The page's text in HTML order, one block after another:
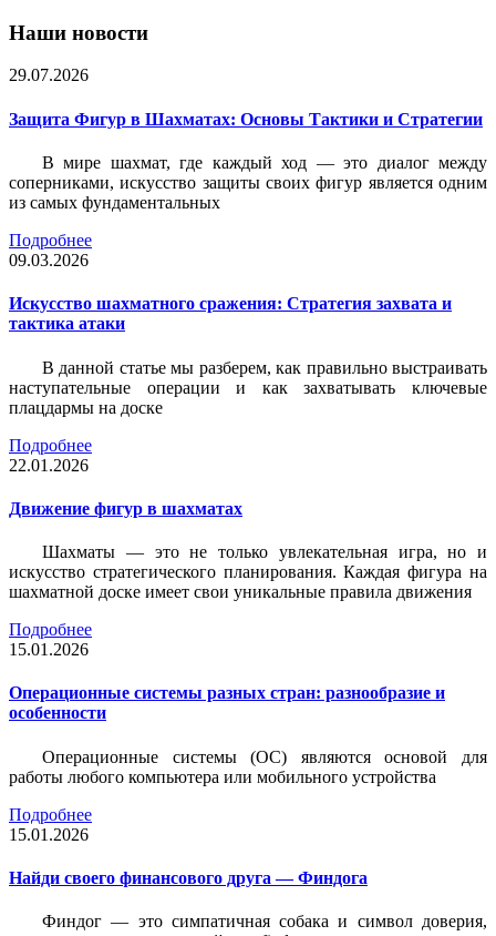
Наши новости
29.07.2026
Защита Фигур в Шахматах: Основы Тактики и Стратегии
В мире шахмат, где каждый ход — это диалог между
соперниками, искусство защиты своих фигур является одним
из самых фундаментальных
Подробнее
09.03.2026
Искусство шахматного сражения: Стратегия захвата и
тактика атаки
В данной статье мы разберем, как правильно выстраивать
наступательные операции и как захватывать ключевые
плацдармы на доске
Подробнее
22.01.2026
Движение фигур в шахматах
Шахматы — это не только увлекательная игра, но и
искусство стратегического планирования. Каждая фигура на
шахматной доске имеет свои уникальные правила движения
Подробнее
15.01.2026
Операционные системы разных стран: разнообразие и
особенности
Операционные системы (ОС) являются основой для
работы любого компьютера или мобильного устройства
Подробнее
15.01.2026
Найди своего финансового друга — Финдога
Финдог — это симпатичная собака и символ доверия,